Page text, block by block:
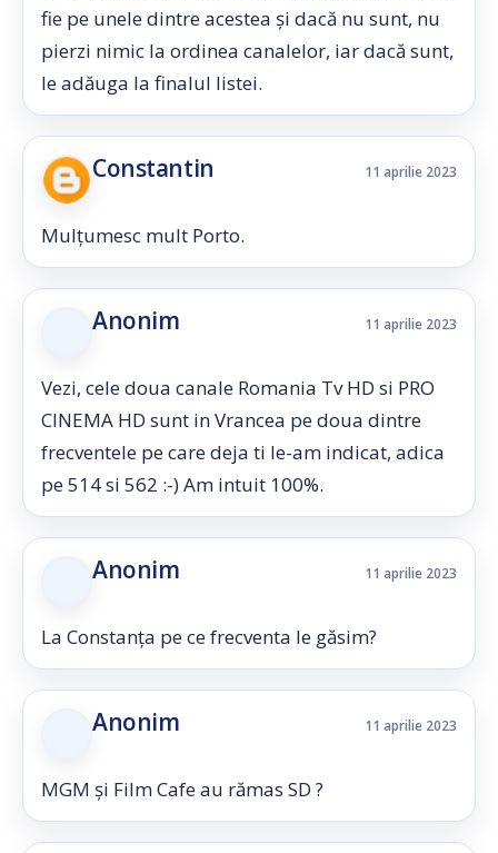
fie pe unele dintre acestea și dacă nu sunt, nu
pierzi nimic la ordinea canalelor, iar dacă sunt,
le adăuga la finalul listei.
Constantin 11 aprilie 2023
Mulțumesc mult Porto.
Anonim 11 aprilie 2023
Vezi, cele doua canale Romania Tv HD si PRO
CINEMA HD sunt in Vrancea pe doua dintre
frecventele pe care deja ti le-am indicat, adica
pe 514 si 562 :-) Am intuit 100%.
Anonim 11 aprilie 2023
La Constanța pe ce frecventa le găsim?
Anonim 11 aprilie 2023
MGM și Film Cafe au rămas SD ?